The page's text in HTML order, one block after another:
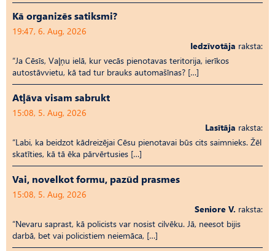
Kā organizēs satiksmi?
19:47, 6. Aug, 2026
Iedzīvotāja raksta:
“Ja Cēsīs, Vaļņu ielā, kur vecās pienotavas teritorija, ierīkos
autostāvvietu, kā tad tur brauks automašīnas? […]
Atļāva visam sabrukt
15:08, 5. Aug, 2026
Lasītāja raksta:
“Labi, ka beidzot kādreizējai Cēsu pienotavai būs cits saimnieks. Žēl
skatīties, kā tā ēka pārvērtusies […]
Vai, novelkot formu, pazūd prasmes
15:08, 5. Aug, 2026
Seniore V. raksta:
“Nevaru saprast, kā policists var nosist cilvēku. Jā, neesot bijis
darbā, bet vai policistiem neiemāca, […]